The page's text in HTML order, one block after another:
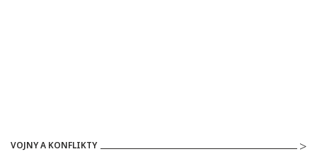
VOJNY A KONFLIKTY